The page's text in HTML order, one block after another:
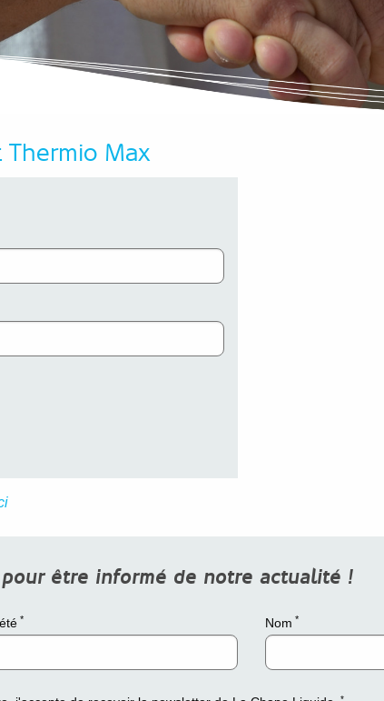
Thermio Max
être informé de notre actualité !
* Nom *
*